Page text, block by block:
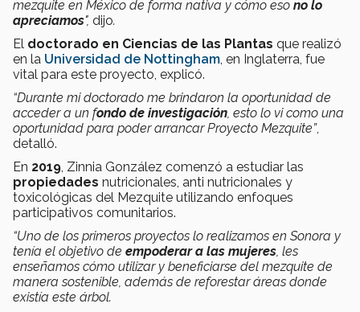
mezquite en México de forma nativa y cómo eso no lo
apreciamos", dijo.
El doctorado en Ciencias de las Plantas que realizó
en la Universidad de Nottingham, en Inglaterra, fue
vital para este proyecto, explicó.
“Durante mi doctorado me brindaron la oportunidad de
acceder a un fondo de investigación, esto lo vi como una
oportunidad para poder arrancar Proyecto Mezquite”,
detalló.
En 2019, Zinnia González comenzó a estudiar las
propiedades nutricionales, anti nutricionales y
toxicológicas del Mezquite utilizando enfoques
participativos comunitarios.
“Uno de los primeros proyectos lo realizamos en Sonora y
tenía el objetivo de empoderar a las mujeres, les
enseñamos cómo utilizar y beneficiarse del mezquite de
manera sostenible, además de reforestar áreas donde
existía este árbol.